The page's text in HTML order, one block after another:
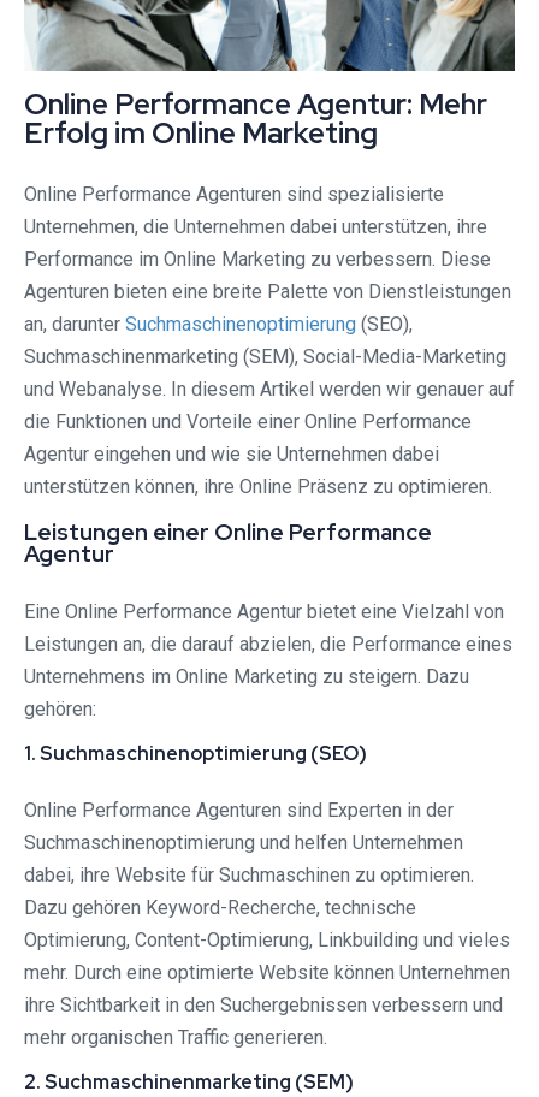
Online Performance Agentur: Mehr
Erfolg im Online Marketing
Online Performance Agenturen sind spezialisierte
Unternehmen, die Unternehmen dabei unterstützen, ihre
Performance im Online Marketing zu verbessern. Diese
Agenturen bieten eine breite Palette von Dienstleistungen
an, darunter Suchmaschinenoptimierung (SEO),
Suchmaschinenmarketing (SEM), Social-Media-Marketing
und Webanalyse. In diesem Artikel werden wir genauer auf
die Funktionen und Vorteile einer Online Performance
Agentur eingehen und wie sie Unternehmen dabei
unterstützen können, ihre Online Präsenz zu optimieren.
Leistungen einer Online Performance
Agentur
Eine Online Performance Agentur bietet eine Vielzahl von
Leistungen an, die darauf abzielen, die Performance eines
Unternehmens im Online Marketing zu steigern. Dazu
gehören:
1. Suchmaschinenoptimierung (SEO)
Online Performance Agenturen sind Experten in der
Suchmaschinenoptimierung und helfen Unternehmen
dabei, ihre Website für Suchmaschinen zu optimieren.
Dazu gehören Keyword-Recherche, technische
Optimierung, Content-Optimierung, Linkbuilding und vieles
mehr. Durch eine optimierte Website können Unternehmen
ihre Sichtbarkeit in den Suchergebnissen verbessern und
mehr organischen Traffic generieren.
2. Suchmaschinenmarketing (SEM)